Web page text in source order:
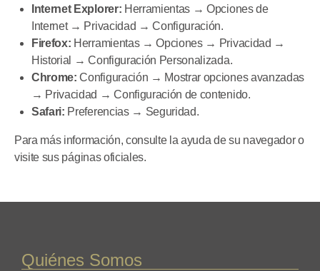
Internet Explorer: Herramientas → Opciones de
Internet → Privacidad → Configuración.
Firefox: Herramientas → Opciones → Privacidad →
Historial → Configuración Personalizada.
Chrome: Configuración → Mostrar opciones avanzadas
→ Privacidad → Configuración de contenido.
Safari: Preferencias → Seguridad.
Para más información, consulte la ayuda de su navegador o
visite sus páginas oficiales.
Quiénes Somos